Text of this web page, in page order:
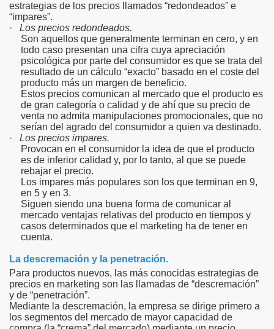
estrategias de los precios llamados “redondeados” e
“impares”.
·
Los precios redondeados.
Son aquellos que generalmente terminan en cero, y en
todo caso presentan una cifra cuya apreciación
psicológica por parte del consumidor es que se trata del
resultado de un cálculo “exacto” basado en el coste del
producto más un margen de beneficio.
Estos precios comunican al mercado que el producto es
de gran categoría o calidad y de ahí que su precio de
venta no admita manipulaciones promocionales, que no
serían del agrado del consumidor a quien va destinado.
·
Los precios impares.
Provocan en el consumidor la idea de que el producto
es de inferior calidad y, por lo tanto, al que se puede
rebajar el precio.
Los impares más populares son los que terminan en 9,
en 5 y en 3.
Siguen siendo una buena forma de comunicar al
mercado ventajas relativas del producto en tiempos y
casos determinados que el marketing ha de tener en
cuenta.
La descremación y la penetración.
Para productos nuevos, las más conocidas estrategias de
precios en marketing son las llamadas de “descremación”
y de “penetración”.
Mediante la descremación, la empresa se dirige primero a
los segmentos del mercado de mayor capacidad de